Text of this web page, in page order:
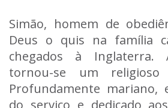
Simão, homem de
Deus o quis na família
chegados à Inglaterra.
tornou-se um religioso
Profundamente mariano,
do serviço e dedicado